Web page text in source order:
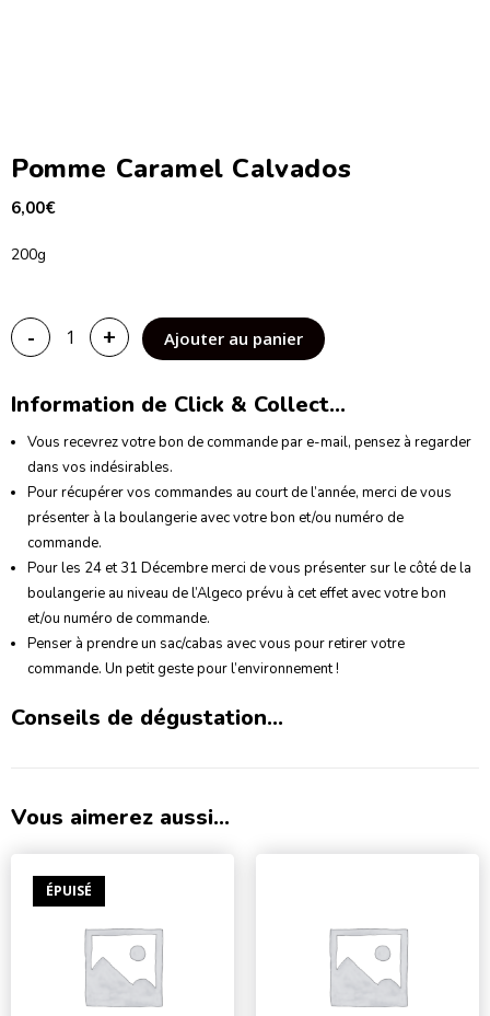
Pomme Caramel Calvados
6,00€
200g
- + Ajouter au panier
Information de Click & Collect...
Vous recevrez votre bon de commande par e-mail, pensez à regarder
dans vos indésirables.
Pour récupérer vos commandes au court de l’année, merci de vous
présenter à la boulangerie avec votre bon et/ou numéro de
commande.
Pour les 24 et 31 Décembre merci de vous présenter sur le côté de la
boulangerie au niveau de l’Algeco prévu à cet effet avec votre bon
et/ou numéro de commande.
Penser à prendre un sac/cabas avec vous pour retirer votre
commande. Un petit geste pour l’environnement !
Conseils de dégustation...
Vous aimerez aussi...
ÉPUISÉ